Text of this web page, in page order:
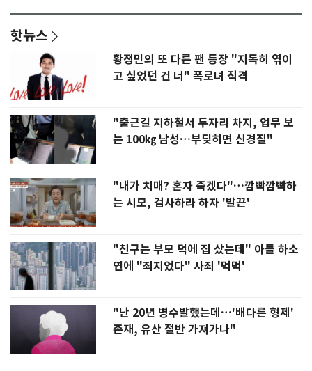
핫뉴스
황정민의 또 다른 팬 등장 "지독히 엮이
고 싶었던 건 너" 폭로녀 직격
"출근길 지하철서 두자리 차지, 업무 보
는 100㎏ 남성…부딪히면 신경질"
"내가 치매? 혼자 죽겠다"…깜빡깜빡하
는 시모, 검사하라 하자 '발끈'
"친구는 부모 덕에 집 샀는데" 아들 하소
연에 "죄지었다" 사죄 '먹먹'
"난 20년 병수발했는데…'배다른 형제'
존재, 유산 절반 가져가나"